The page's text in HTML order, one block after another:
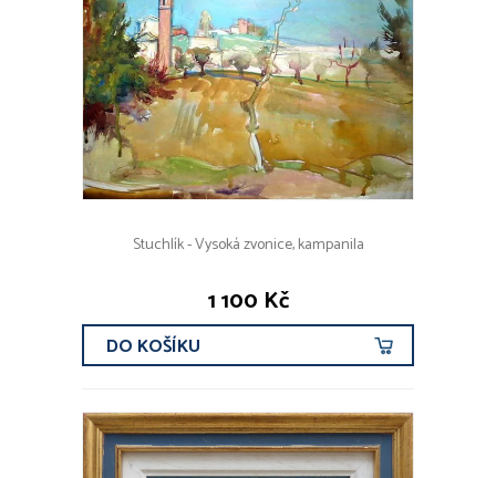
Stuchlík - Vysoká zvonice, kampanila
1 100 Kč
DO KOŠÍKU